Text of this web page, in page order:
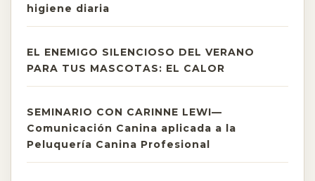
higiene diaria
EL ENEMIGO SILENCIOSO DEL VERANO
PARA TUS MASCOTAS: EL CALOR
SEMINARIO CON CARINNE LEWI—
Comunicación Canina aplicada a la
Peluquería Canina Profesional